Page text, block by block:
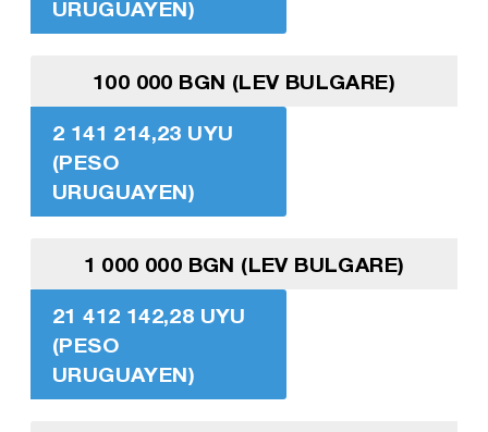
URUGUAYEN)
100 000 BGN (LEV BULGARE)
2 141 214,23 UYU
(PESO
URUGUAYEN)
1 000 000 BGN (LEV BULGARE)
21 412 142,28 UYU
(PESO
URUGUAYEN)